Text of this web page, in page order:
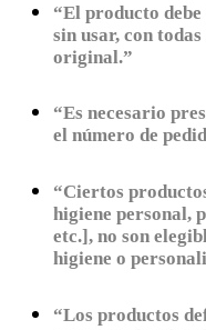
“El producto
sin usar, con
original.”
“Es necesario
el número de
“Ciertos
higiene personal,
etc.], no son
higiene o
“Los productos